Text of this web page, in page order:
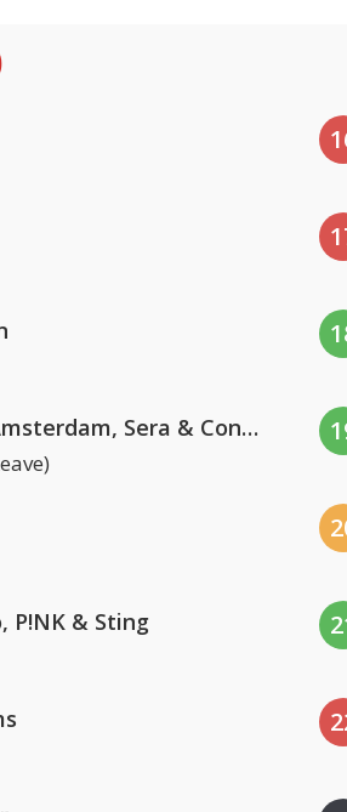
Kris Kross Amsterdam, Sera & Conor Maynard
P!NK & Sting